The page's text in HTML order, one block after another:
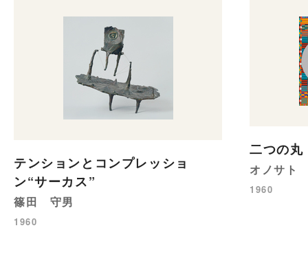
テンションとコンプレッショ
ン“サーカス”
篠田 守男
1960
二つの
オノサト
1960